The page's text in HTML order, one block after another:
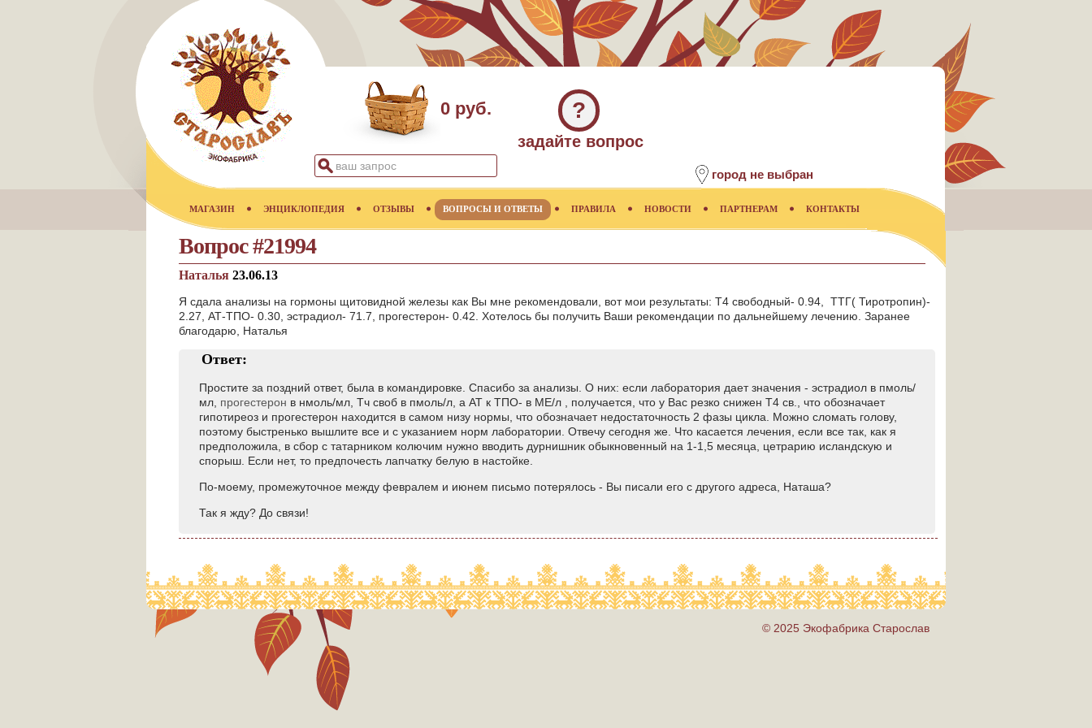
0 руб. ?
задайте вопрос
город не выбран
МАГАЗИН ЭНЦИКЛОПЕДИЯ ОТЗЫВЫ ВОПРОСЫ И ОТВЕТЫ ПРАВИЛА НОВОСТИ ПАРТНЕРАМ КОНТАКТЫ
Вопрос #21994
Наталья 23.06.13
Я сдала анализы на гормоны щитовидной железы как Вы мне рекомендовали, вот мои результаты: Т4 свободный- 0.94, ТТГ( Тиротропин)-
2.27, АТ-ТПО- 0.30, эстрадиол- 71.7, прогестерон- 0.42. Хотелось бы получить Ваши рекомендации по дальнейшему лечению. Заранее
благодарю, Наталья
Ответ:
Простите за поздний ответ, была в командировке. Спасибо за анализы. О них: если лаборатория дает значения - эстрадиол в пмоль/
мл, прогестерон в нмоль/мл, Тч своб в пмоль/л, а АТ к ТПО- в МЕ/л , получается, что у Вас резко снижен Т4 св., что обозначает
гипотиреоз и прогестерон находится в самом низу нормы, что обозначает недостаточность 2 фазы цикла. Можно сломать голову,
поэтому быстренько вышлите все и с указанием норм лаборатории. Отвечу сегодня же. Что касается лечения, если все так, как я
предположила, в сбор с татарником колючим нужно вводить дурнишник обыкновенный на 1-1,5 месяца, цетрарию исландскую и
спорыш. Если нет, то предпочесть лапчатку белую в настойке.
По-моему, промежуточное между февралем и июнем письмо потерялось - Вы писали его с другого адреса, Наташа?
Так я жду? До связи!
© 2025 Экофабрика Старослав